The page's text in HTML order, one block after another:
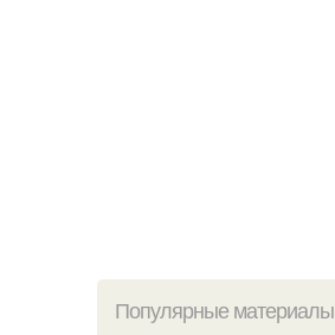
Популярные материалы